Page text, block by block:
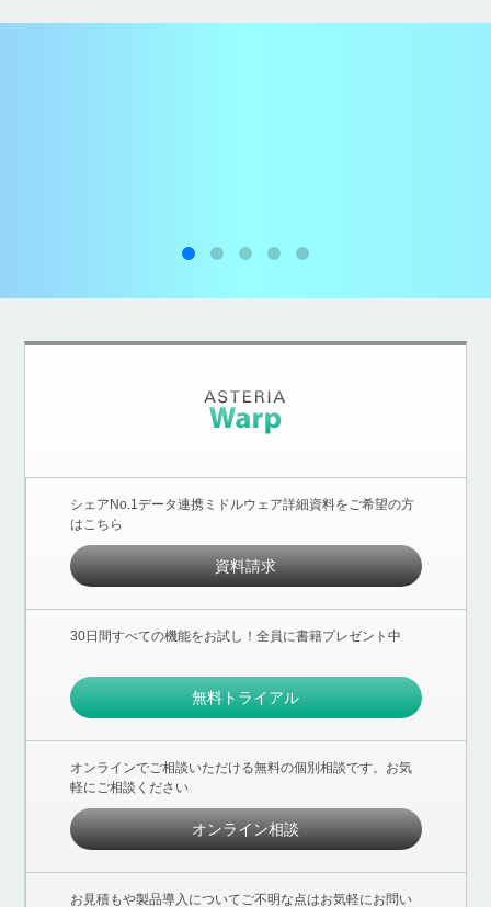
シェアNo.1データ連携ミドルウェア詳細資料をご希望の方
はこちら
資料請求
30日間すべての機能をお試し！全員に書籍プレゼント中
無料トライアル
オンラインでご相談いただける無料の個別相談です。お気
軽にご相談ください
オンライン相談
お見積もや製品導入についてご不明な点はお気軽にお問い